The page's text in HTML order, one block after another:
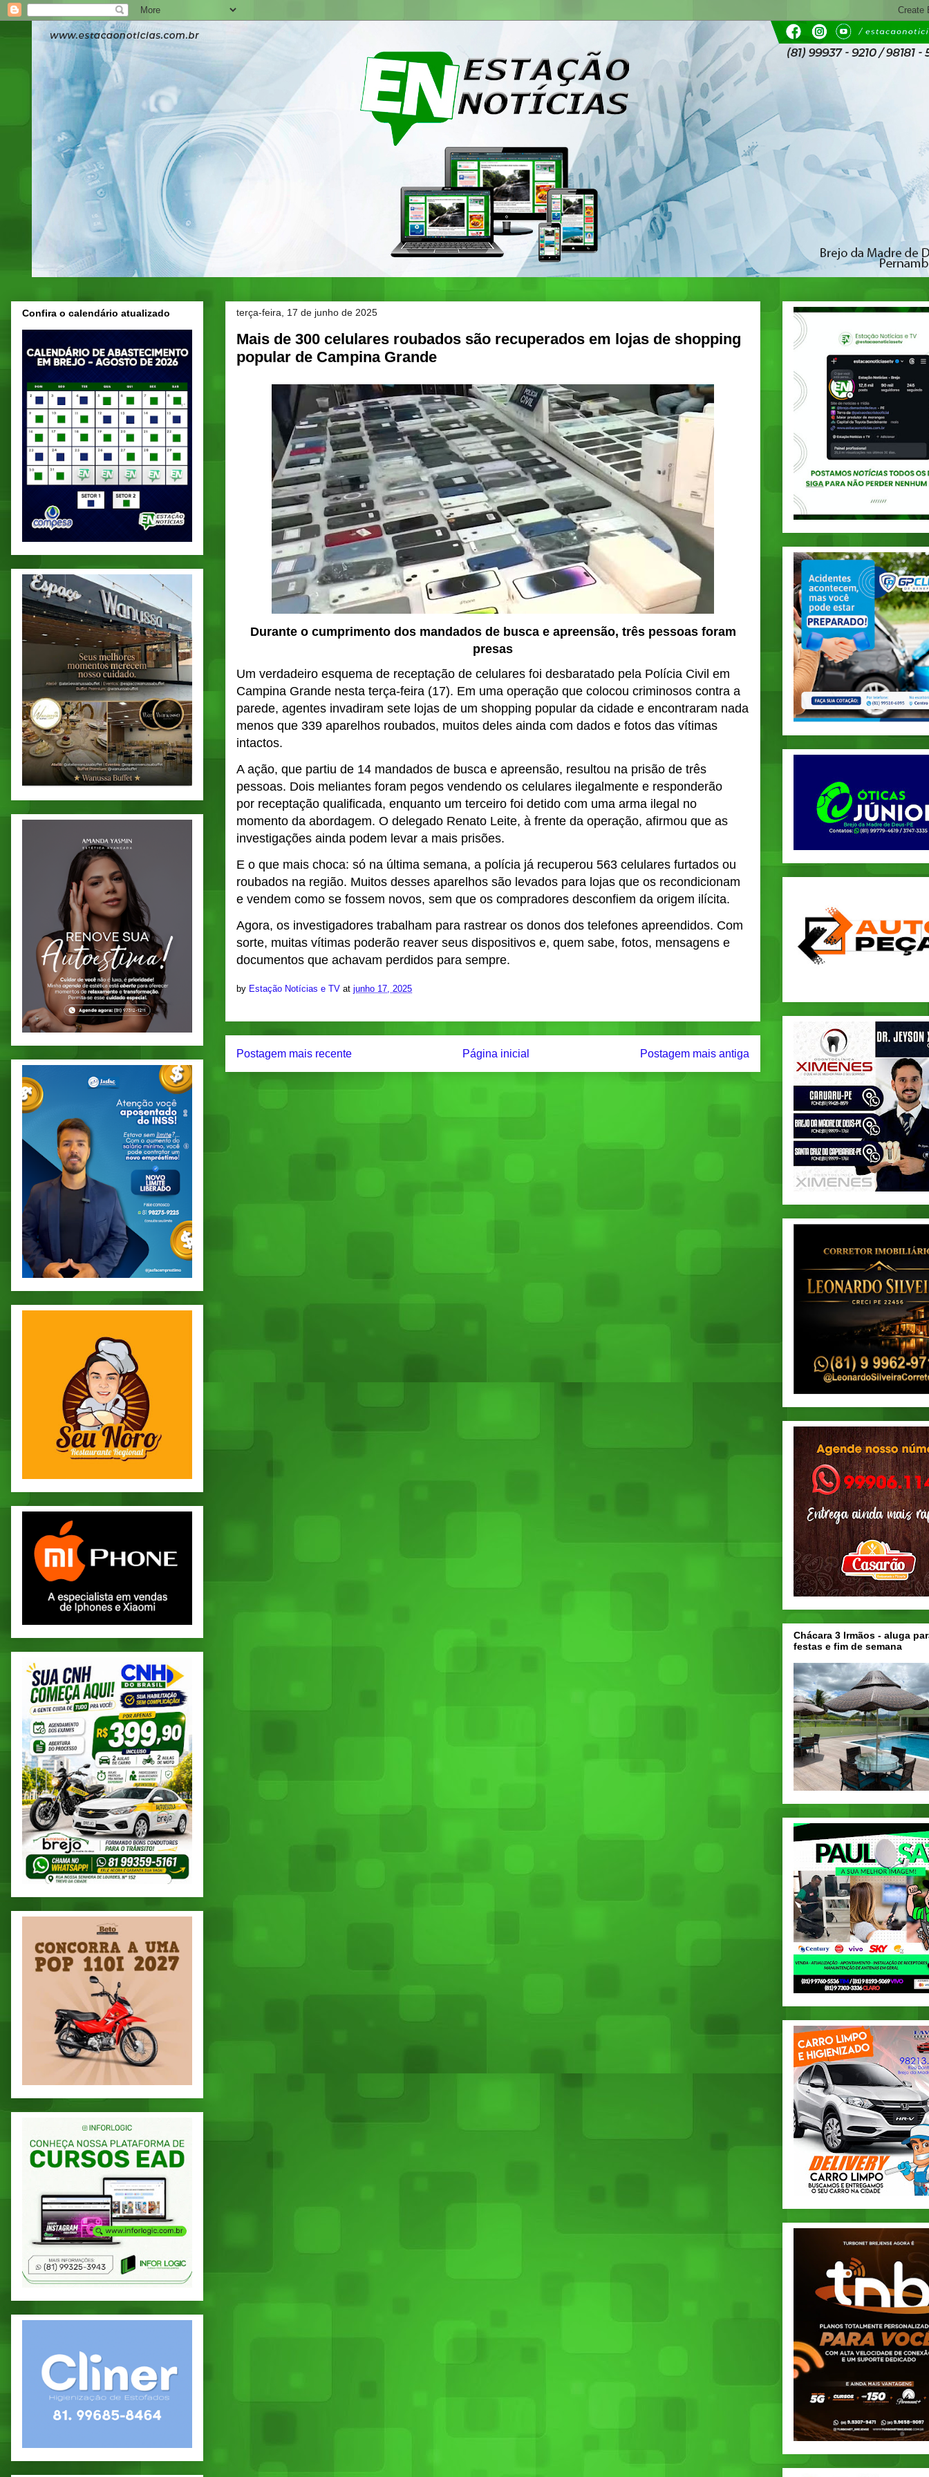
terça-feira, 17 de junho de 2025
Mais de 300 celulares roubados são recuperados em lojas de shopping
popular de Campina Grande
Durante o cumprimento dos mandados de busca e apreensão, três pessoas foram
presas
Um verdadeiro esquema de receptação de celulares foi desbaratado pela Polícia Civil em
Campina Grande nesta terça-feira (17). Em uma operação que colocou criminosos contra a
parede, agentes invadiram sete lojas de um shopping popular da cidade e encontraram nada
menos que 339 aparelhos roubados, muitos deles ainda com dados e fotos das vítimas
intactos.
A ação, que partiu de 14 mandados de busca e apreensão, resultou na prisão de três
pessoas. Dois meliantes foram pegos vendendo os celulares ilegalmente e responderão
por receptação qualificada, enquanto um terceiro foi detido com uma arma ilegal no
momento da abordagem. O delegado Renato Leite, à frente da operação, afirmou que as
investigações ainda podem levar a mais prisões.
E o que mais choca: só na última semana, a polícia já recuperou 563 celulares furtados ou
roubados na região. Muitos desses aparelhos são levados para lojas que os recondicionam
e vendem como se fossem novos, sem que os compradores desconfiem da origem ilícita.
Agora, os investigadores trabalham para rastrear os donos dos telefones apreendidos. Com
sorte, muitas vítimas poderão reaver seus dispositivos e, quem sabe, fotos, mensagens e
documentos que achavam perdidos para sempre.
by Estação Notícias e TV at junho 17, 2025
Postagem mais recente Postagem mais antiga
Página inicial
Confira o calendário atualizado
Chácara 3 Irmãos - aluga
festas e fim de semana